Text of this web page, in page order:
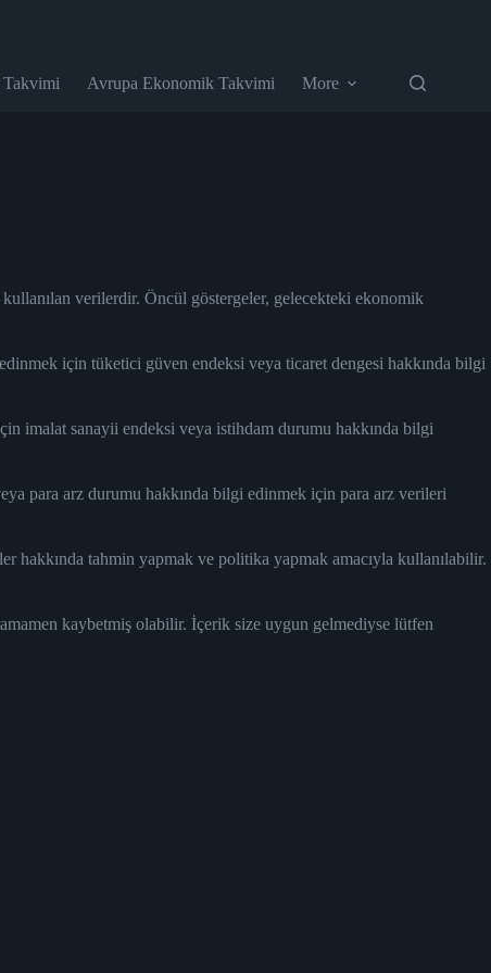
Avrupa Ekonomik Takvimi More
verilerdir. Öncül göstergeler, gelecekteki ekonomik
için tüketici güven endeksi veya ticaret dengesi hakkında bilgi
imalat sanayii endeksi veya istihdam durumu hakkında bilgi
para arz durumu hakkında bilgi edinmek için para arz verileri
tahmin yapmak ve politika yapmak amacıyla kullanılabilir.
kaybetmiş olabilir. İçerik size uygun gelmediyse lütfen